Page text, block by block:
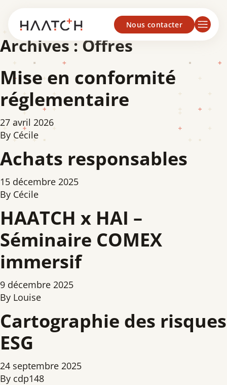
Nous contacter
Archives :Offres
Mise en conformité
réglementaire
27 avril 2026
By Cécile
Achats responsables
15 décembre 2025
By Cécile
HAATCH x HAI –
Séminaire COMEX
immersif
9 décembre 2025
By Louise
Cartographie des risques
ESG
24 septembre 2025
By cdp148